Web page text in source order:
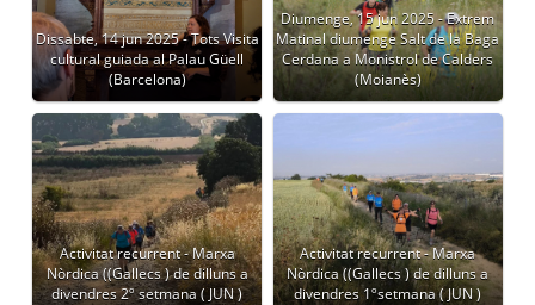
Dissabte, 14 jun 2025 - Tots Visita
cultural guiada al Palau Güell
(Barcelona)
Diumenge, 15 jun 2025 - Extrem
Matinal diumenge Salt de la Baga
Cerdana a Monistrol de Calders
(Moianès)
Activitat recurrent - Marxa
Nòrdica ((Gallecs ) de dilluns a
divendres 2º setmana ( JUN )
Activitat recurrent - Marxa
Nòrdica ((Gallecs ) de dilluns a
divendres 1ºsetmana ( JUN )